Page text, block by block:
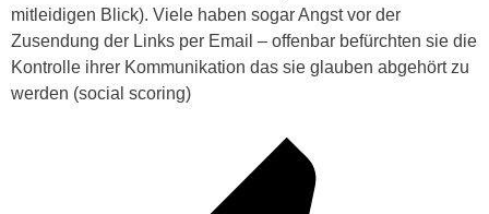
mitleidigen Blick). Viele haben sogar Angst vor der
Zusendung der Links per Email – offenbar befürchten sie die
Kontrolle ihrer Kommunikation das sie glauben abgehört zu
werden (social scoring)